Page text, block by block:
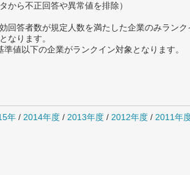
ら不正回答や異常値を排除）
答者数が規定人数を満たした企業のみラン
なります。
値以下の企業がランクイン対象となります。
年 / 2014年度 / 2013年度 / 2012年度 / 2011年